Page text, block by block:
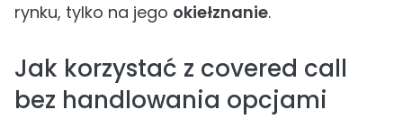
rynku, tylko na jego okiełznanie.
Jak korzystać z covered call
bez handlowania opcjami